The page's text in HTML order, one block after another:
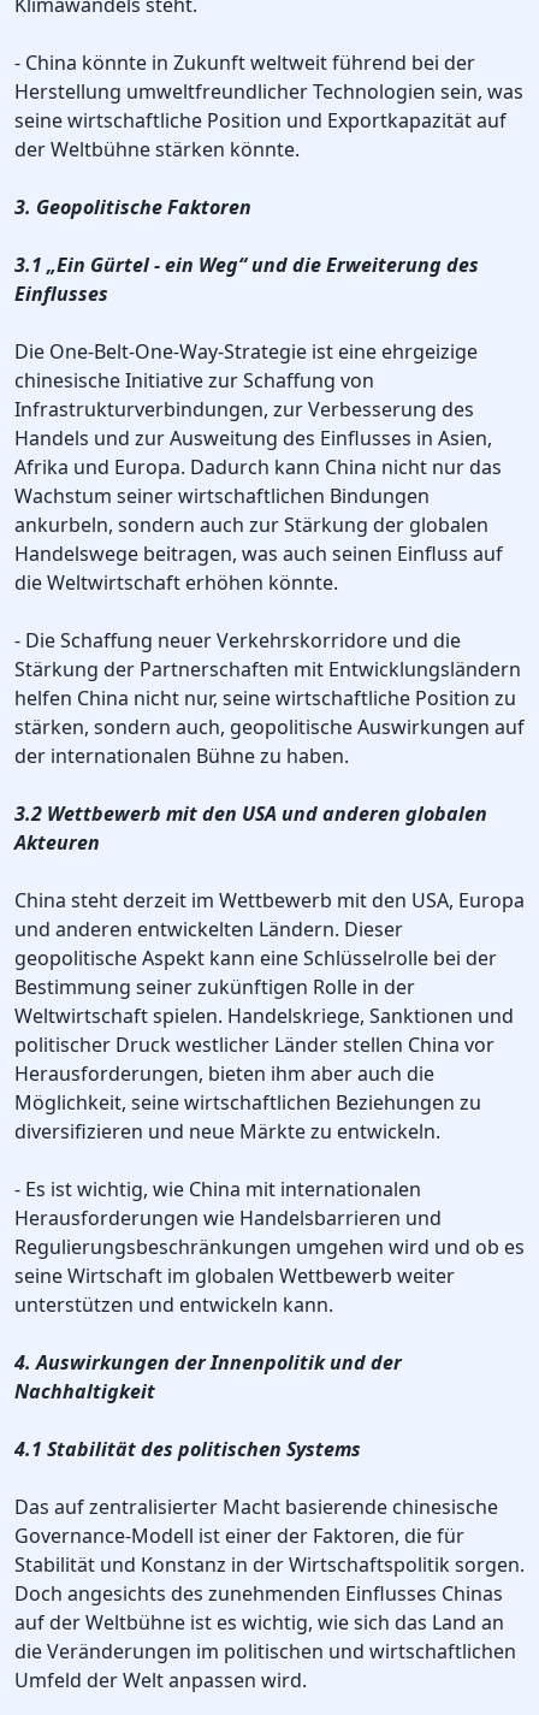
- China könnte in Zukunft weltweit führend bei der
Herstellung umweltfreundlicher Technologien sein, was
seine wirtschaftliche Position und Exportkapazität auf
der Weltbühne stärken könnte.
3. Geopolitische Faktoren
3.1 „Ein Gürtel - ein Weg“ und die Erweiterung des
Einflusses
Die One-Belt-One-Way-Strategie ist eine ehrgeizige
chinesische Initiative zur Schaffung von
Infrastrukturverbindungen, zur Verbesserung des
Handels und zur Ausweitung des Einflusses in Asien,
Afrika und Europa. Dadurch kann China nicht nur das
Wachstum seiner wirtschaftlichen Bindungen
ankurbeln, sondern auch zur Stärkung der globalen
Handelswege beitragen, was auch seinen Einfluss auf
die Weltwirtschaft erhöhen könnte.
- Die Schaffung neuer Verkehrskorridore und die
Stärkung der Partnerschaften mit Entwicklungsländern
helfen China nicht nur, seine wirtschaftliche Position zu
stärken, sondern auch, geopolitische Auswirkungen auf
der internationalen Bühne zu haben.
3.2 Wettbewerb mit den USA und anderen globalen
Akteuren
China steht derzeit im Wettbewerb mit den USA, Europa
und anderen entwickelten Ländern. Dieser
geopolitische Aspekt kann eine Schlüsselrolle bei der
Bestimmung seiner zukünftigen Rolle in der
Weltwirtschaft spielen. Handelskriege, Sanktionen und
politischer Druck westlicher Länder stellen China vor
Herausforderungen, bieten ihm aber auch die
Möglichkeit, seine wirtschaftlichen Beziehungen zu
diversifizieren und neue Märkte zu entwickeln.
- Es ist wichtig, wie China mit internationalen
Herausforderungen wie Handelsbarrieren und
Regulierungsbeschränkungen umgehen wird und ob es
seine Wirtschaft im globalen Wettbewerb weiter
unterstützen und entwickeln kann.
4. Auswirkungen der Innenpolitik und der
Nachhaltigkeit
4.1 Stabilität des politischen Systems
Das auf zentralisierter Macht basierende chinesische
Governance-Modell ist einer der Faktoren, die für
Stabilität und Konstanz in der Wirtschaftspolitik sorgen.
Doch angesichts des zunehmenden Einflusses Chinas
auf der Weltbühne ist es wichtig, wie sich das Land an
die Veränderungen im politischen und wirtschaftlichen
Umfeld der Welt anpassen wird.